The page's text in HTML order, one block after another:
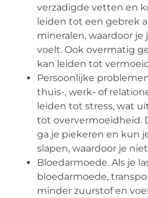
verzadigde vetten en
leiden tot een gebrek
mineralen, waardoor je
voelt. Ook overmatig
kan leiden tot
Persoonlijke
thuis-, werk- of
leiden tot stress, wat
tot oververmoeidheid.
ga je piekeren en kun
slapen, waardoor je
Bloedarmoede. Als je
bloedarmoede,
minder zuurstof en